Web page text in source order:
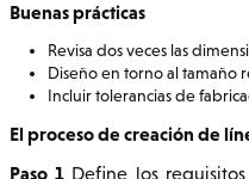
Buenas prácticas
Revisa dos veces las
Diseño en torno al tamaño
Incluir tolerancias de
El proceso de creación de
Paso 1Define los